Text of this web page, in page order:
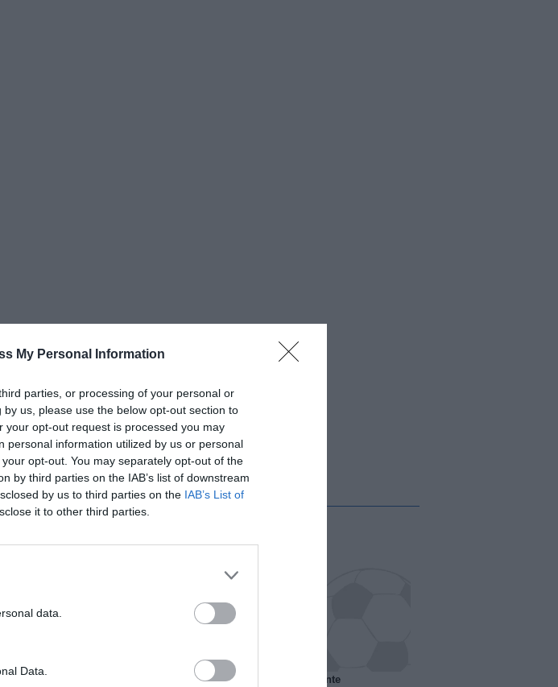
My Personal Information
parties, or processing of your personal or
us, please use the below opt-out section to
opt-out request is processed you may
personal information utilized by us or personal
opt-out. You may separately opt-out of the
by third parties on the IAB’s list of downstream
by us to third parties on the IAB’s List of
it to other third parties.
data.
Data.
per Zamorano Francia, il Marsiglia senza presidente